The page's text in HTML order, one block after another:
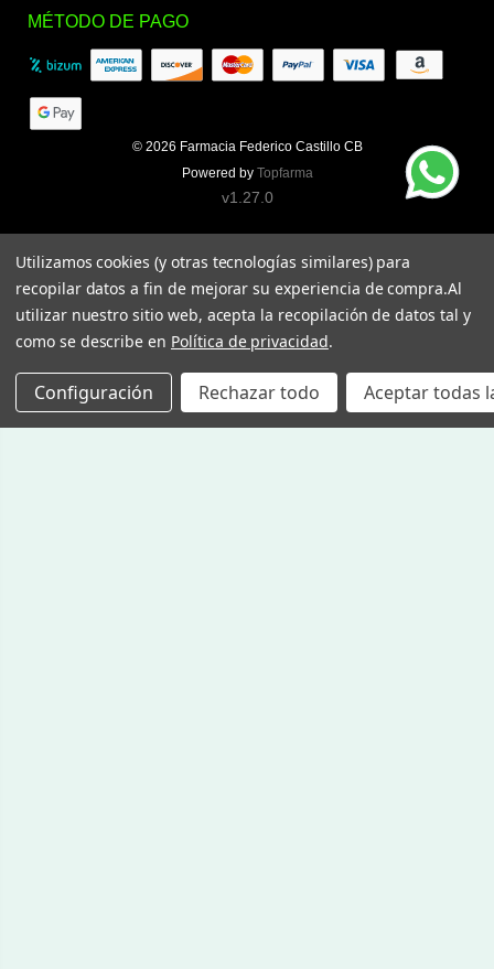
MÉTODO DE PAGO
© 2026 Farmacia Federico Castillo CB
Powered by Topfarma
v1.27.0
Utilizamos cookies (y otras tecnologías similares) para
recopilar datos a fin de mejorar su experiencia de compra.Al
utilizar nuestro sitio web, acepta la recopilación de datos tal y
como se describe en Política de privacidad.
Configuración Rechazar todo Aceptar todas